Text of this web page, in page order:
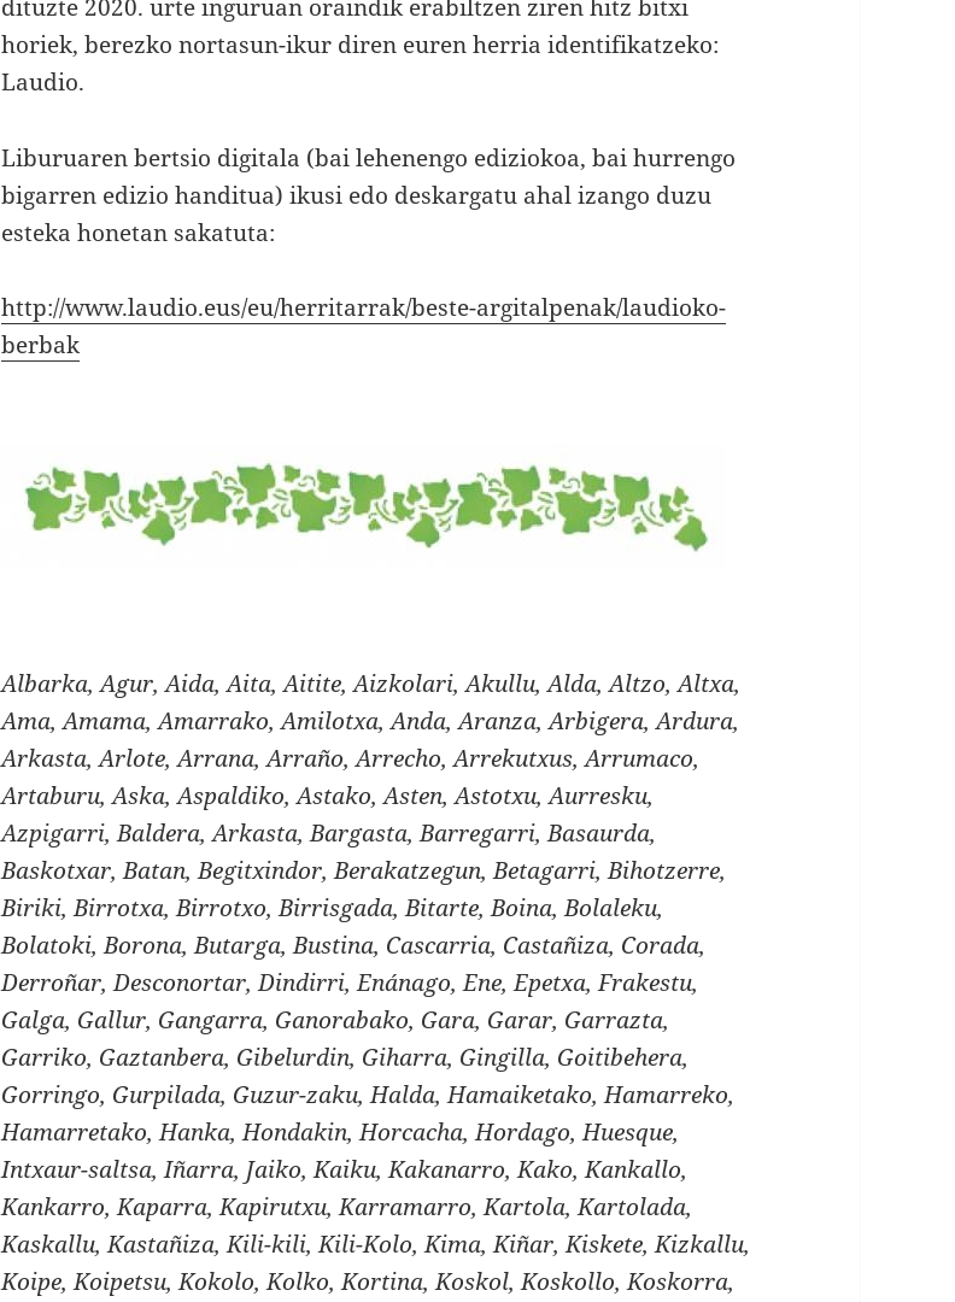
dituzte 2020. urte inguruan oraindik erabiltzen ziren hitz bitxi
horiek, berezko nortasun-ikur diren euren herria identifikatzeko:
Laudio.
Liburuaren bertsio digitala (bai lehenengo ediziokoa, bai hurrengo
bigarren edizio handitua) ikusi edo deskargatu ahal izango duzu
esteka honetan sakatuta:
http://www.laudio.eus/eu/herritarrak/beste-argitalpenak/laudioko-
berbak
Albarka, Agur, Aida, Aita, Aitite, Aizkolari, Akullu, Alda, Altzo, Altxa,
Ama, Amama, Amarrako, Amilotxa, Anda, Aranza, Arbigera, Ardura,
Arkasta, Arlote, Arrana, Arraño, Arrecho, Arrekutxus, Arrumaco,
Artaburu, Aska, Aspaldiko, Astako, Asten, Astotxu, Aurresku,
Azpigarri, Baldera, Arkasta, Bargasta, Barregarri, Basaurda,
Baskotxar, Batan, Begitxindor, Berakatzegun, Betagarri, Bihotzerre,
Biriki, Birrotxa, Birrotxo, Birrisgada, Bitarte, Boina, Bolaleku,
Bolatoki, Borona, Butarga, Bustina, Cascarria, Castañiza, Corada,
Derroñar, Desconortar, Dindirri, Enánago, Ene, Epetxa, Frakestu,
Galga, Gallur, Gangarra, Ganorabako, Gara, Garar, Garrazta,
Garriko, Gaztanbera, Gibelurdin, Giharra, Gingilla, Goitibehera,
Gorringo, Gurpilada, Guzur-zaku, Halda, Hamaiketako, Hamarreko,
Hamarretako, Hanka, Hondakin, Horcacha, Hordago, Huesque,
Intxaur-saltsa, Iñarra, Jaiko, Kaiku, Kakanarro, Kako, Kankallo,
Kankarro, Kaparra, Kapirutxu, Karramarro, Kartola, Kartolada,
Kaskallu, Kastañiza, Kili-kili, Kili-Kolo, Kima, Kiñar, Kiskete, Kizkallu,
Koipe, Koipetsu, Kokolo, Kolko, Kortina, Koskol, Koskollo, Koskorra,